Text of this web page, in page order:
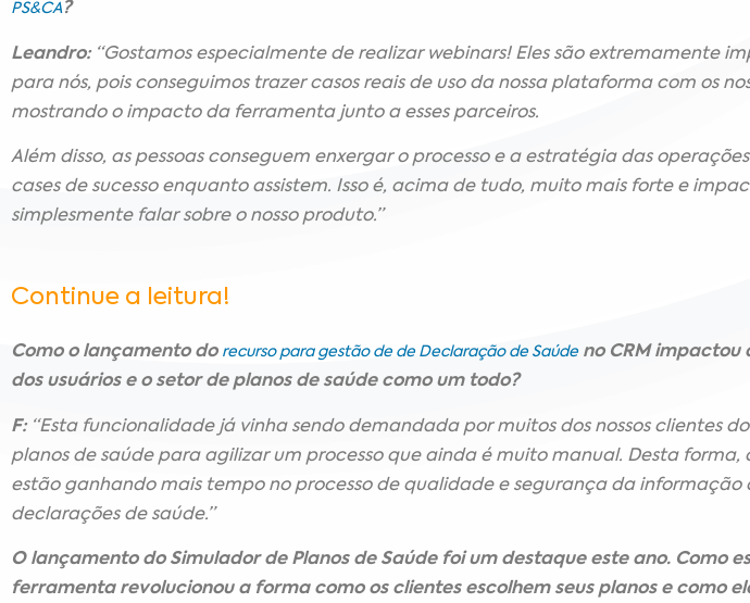
PS&CA?
Leandro:“Gostamos especialmente de realizar webinars! Eles são extremamente
para nós, pois conseguimos trazer casos reais de uso da nossa plataforma com os
mostrando o impacto da ferramenta junto a esses parceiros.
Além disso, as pessoas conseguem enxergar o processo e a estratégia das
cases de sucesso enquanto assistem. Isso é, acima de tudo, muito mais forte e
simplesmente falar sobre o nosso produto.”
Continue a leitura!
Como o lançamento do recurso para gestão de de Declaração de Saúde no CRM impactou
dos usuários e o setor de planos de saúde como um todo?
F:“Esta funcionalidade já vinha sendo demandada por muitos dos nossos clientes
planos de saúde para agilizar um processo que ainda é muito manual. Desta forma,
estão ganhando mais tempo no processo de qualidade e segurança da informação
declarações de saúde.”
O lançamento do Simulador de Planos de Saúde foi um destaque este ano. Como
ferramenta revolucionou a forma como os clientes escolhem seus planos e como